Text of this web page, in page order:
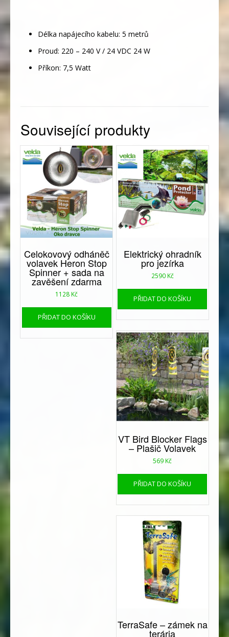
Délka napájecího kabelu: 5 metrů
Proud: 220 – 240 V / 24 VDC 24 W
Příkon: 7,5 Watt
Související produkty
Celokovový odháněč
volavek Heron Stop
Spinner + sada na
zavěšení zdarma
1128 Kč
PŘIDAT DO KOŠÍKU
Elektrický ohradník
pro jezírka
2590 Kč
PŘIDAT DO KOŠÍKU
VT Bird Blocker Flags
– Plašič Volavek
569 Kč
PŘIDAT DO KOŠÍKU
TerraSafe – zámek na
terária